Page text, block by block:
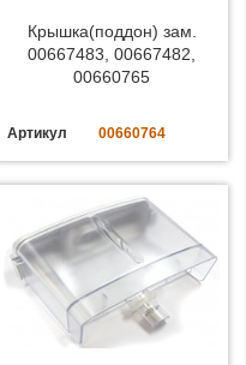
Крышка(поддон) зам.
00667483, 00667482,
00660765
Артикул 00660764